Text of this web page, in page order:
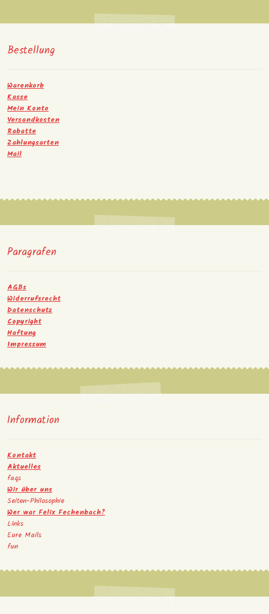
Bestellung
Warenkorb
Kasse
Mein Konto
Versandkosten
Rabatte
Zahlungsarten
Mail
Paragrafen
AGBs
Widerrufsrecht
Datenschutz
Copyright
Haftung
Impressum
Information
Kontakt
Aktuelles
faqs
Wir über uns
Seiten-Philosophie
Wer war Felix Fechenbach?
Links
Eure Mails
fun